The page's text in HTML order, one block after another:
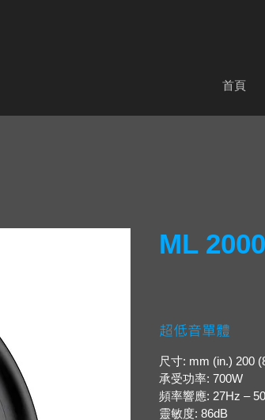
首頁
ML
超低音單體
尺寸: mm (in.) 200
承受功率: 700W
頻率響應: 27Hz –
靈敏度: 86dB